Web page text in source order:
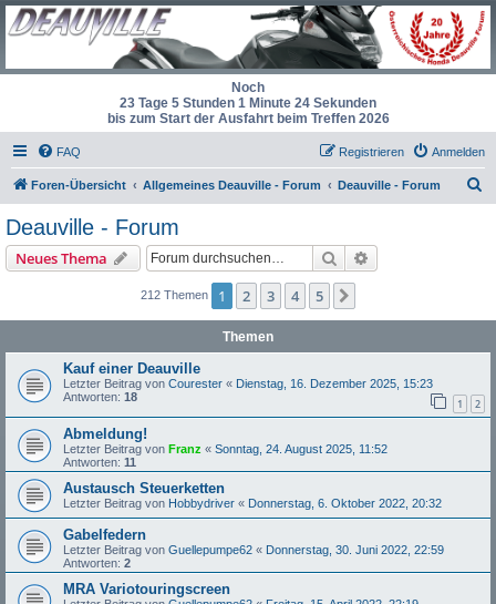
Noch
23 Tage 5 Stunden 1 Minute 24 Sekunden
bis zum Start der Ausfahrt beim Treffen 2026
FAQ Anmelden
Registrieren
Foren-Übersicht Allgemeines Deauville - Forum Deauville - Forum
Deauville - Forum
Neues Thema Suche
212 Themen 1 2 3 4 5
Themen
Kauf einer Deauville
Letzter Beitrag von Courester « Dienstag, 16. Dezember 2025, 15:23
Antworten: 18 1 2
Abmeldung!
Letzter Beitrag von Franz « Sonntag, 24. August 2025, 11:52
Antworten: 11
Austausch Steuerketten
Letzter Beitrag von Hobbydriver « Donnerstag, 6. Oktober 2022, 20:32
Gabelfedern
Letzter Beitrag von Guellepumpe62 « Donnerstag, 30. Juni 2022, 22:59
Antworten: 2
MRA Variotouringscreen